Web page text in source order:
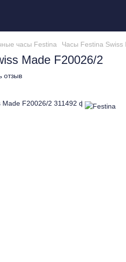
часы Festina Часы Festina Swiss
Made F20026/2
отзыв